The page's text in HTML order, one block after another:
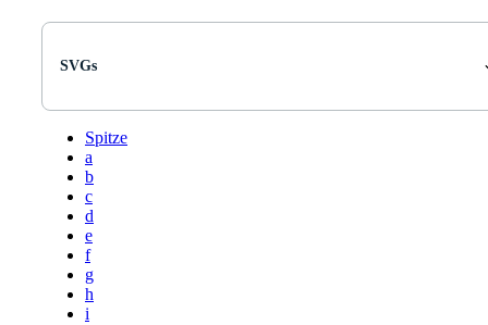
SVGs
Spitze
a
b
c
d
e
f
g
h
i